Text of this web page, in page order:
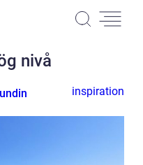
nivå
inspiration